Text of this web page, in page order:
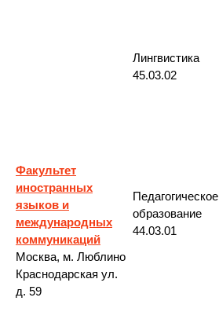
Факультет
иностранных
языков и
международных
коммуникаций
Москва, м. Люблино
Краснодарская ул.
д. 59
Лингвистика
45.03.02
Педагогическое
образование
44.03.01